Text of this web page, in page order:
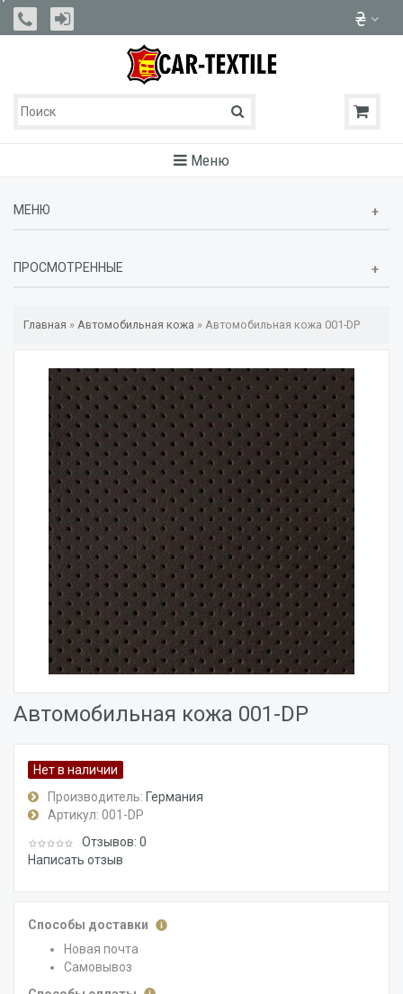
Меню
МЕНЮ
ПРОСМОТРЕННЫЕ
Главная » Автомобильная кожа » Автомобильная кожа 001-DP
Автомобильная кожа 001-DP
Нет в наличии
Производитель: Германия
Артикул: 001-DP
Отзывов: 0
Написать отзыв
Способы доставки
Новая почта
Самовывоз